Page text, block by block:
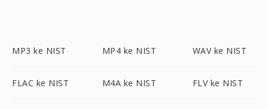
MP3 ke NIST MP4 ke NIST WAV ke NIST
FLAC ke NIST M4A ke NIST FLV ke NIST